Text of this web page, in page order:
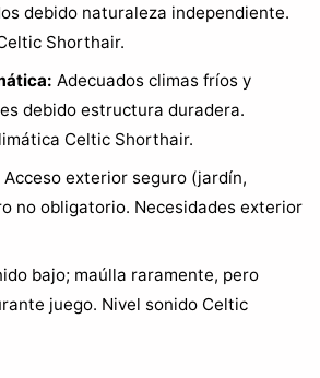
debido naturaleza independiente.
Shorthair.
Adecuados climas fríos y
debido estructura duradera.
Celtic Shorthair.
Acceso exterior seguro (jardín,
no obligatorio. Necesidades exterior
bajo; maúlla raramente, pero
juego. Nivel sonido Celtic